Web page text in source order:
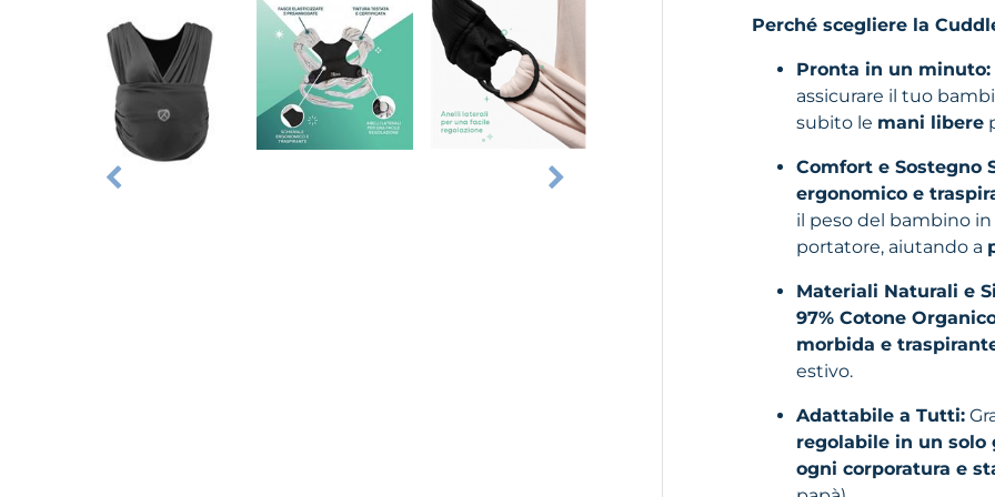
Perché scegliere la
Pronta in un minuto:
assicurare il tuo
subito le mani libere
Comfort e Sostegno
ergonomico e
il peso del bambino
portatore, aiutando a
Materiali Naturali e
97% Cotone
morbida e
estivo.
Adattabile a Tutti:
regolabile in un solo
ogni corporatura e